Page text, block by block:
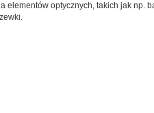
optycznych, takich jak np.